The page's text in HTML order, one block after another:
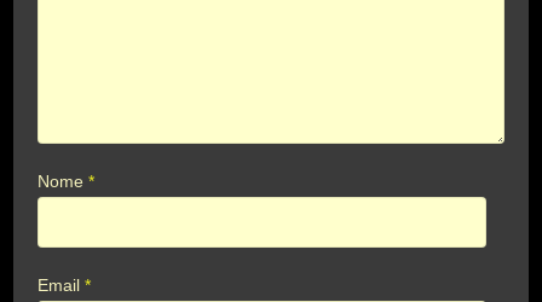
Nome*
Email*